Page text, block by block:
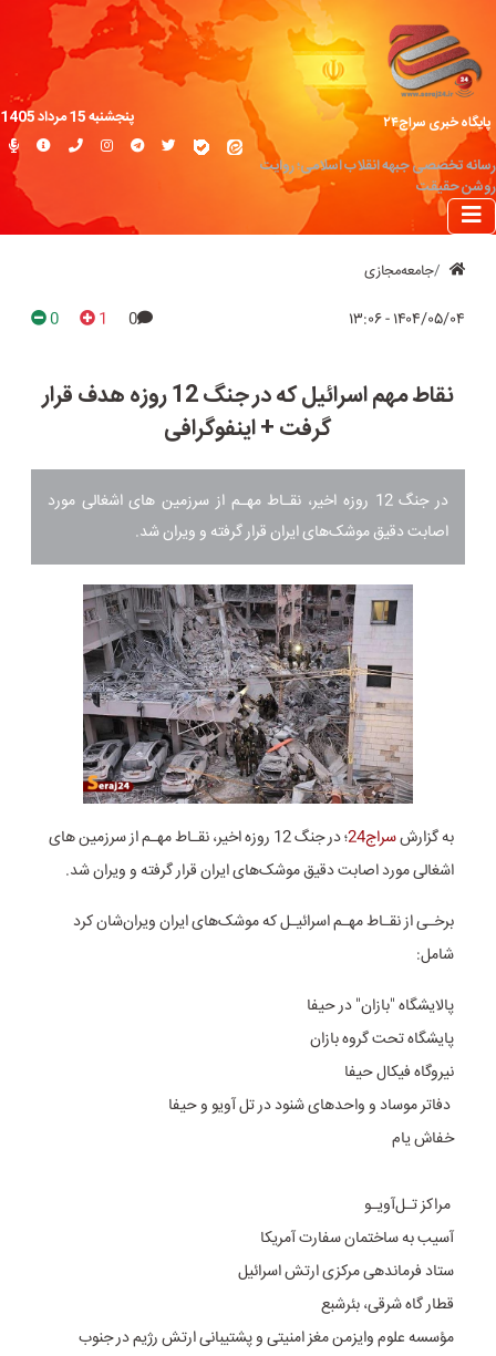
پایگاه خبری سراج۲۴
رسانه تخصصی جبهه انقلاب اسلامی؛ روایت
روشن حقیقت
پنجشنبه 15 مرداد 1405
جامعه‌مجازی
۱۴۰۴/۰۵/۰۴ - ۱۳:۰۶ 0
1
0
نقاط مهم اسرائیل که در جنگ 12 روزه هدف قرار
گرفت + اینفوگرافی
در جنگ 12 روزه اخیر، نقـاط مهـم از سرزمین های اشغالی مورد
اصابت دقیق موشک‌های ایران قرار گرفته و ویران‌ شد.
به گزارشسراج24
؛ در جنگ 12 روزه اخیر، نقـاط مهـم از سرزمین های
اشغالی مورد اصابت دقیق موشک‌های ایران قرار گرفته و ویران‌ شد.
برخـی از نقـاط مهـم اسرائیـل که موشک‌های ایران ویران‌شان کرد
شامل:
پالایشگاه "بازان" در حیفا
پایشگاه تحت گروه بازان
نیروگاه فیکال حیفا
دفاتر موساد و واحدهای شنود در تل آویو و حیفا
خفاش یام
مراکز تـل‌آویـو
آسیب به ساختمان سفارت آمریکا
ستاد فرماندهی مرکزی ارتش اسرائیل
قطار گاه شرقی، بئرشبع
مؤسسه علوم وایزمن مغز امنیتی و پشتیبانی ارتش رژیم در جنوب